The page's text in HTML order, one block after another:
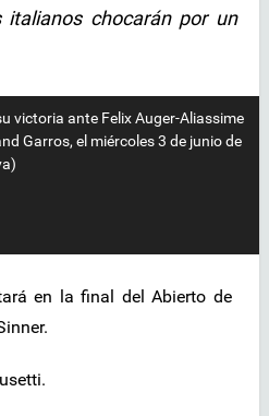
italianos chocarán por un
victoria ante Felix Auger-Aliassime
Garros, el miércoles 3 de junio de
en la final del Abierto de